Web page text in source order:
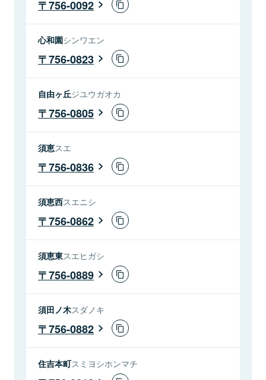
756-0092
心和園シンワエン
756-0823
自由ヶ丘ジユウガオカ
756-0805
須恵スエ
756-0836
須恵西スエニシ
756-0862
須恵東スエヒガシ
756-0889
須田ノ木スダノキ
756-0882
住吉本町スミヨシホンマチ